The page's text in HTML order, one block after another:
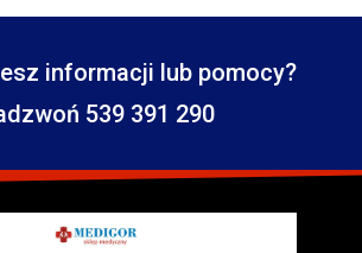
informacji lub pomocy?
539 391 290